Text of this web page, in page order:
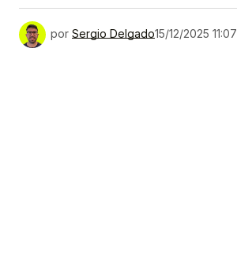
por Sergio Delgado15/12/2025 11:07